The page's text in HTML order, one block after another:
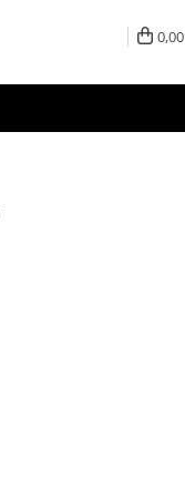
0,00